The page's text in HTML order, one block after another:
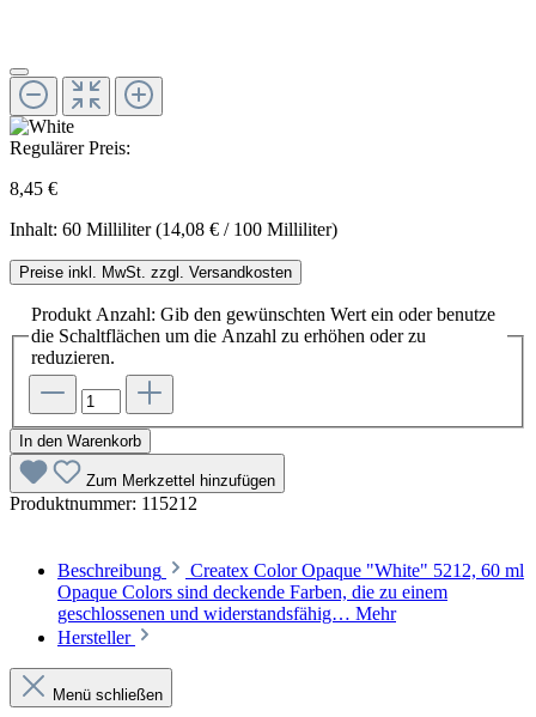
Regulärer Preis:
8,45 €
Inhalt: 60 Milliliter(14,08 € / 100 Milliliter)
Preise inkl. MwSt. zzgl. Versandkosten
Produkt Anzahl: Gib den gewünschten Wert ein oder benutze
die Schaltflächen um die Anzahl zu erhöhen oder zu
reduzieren.
In den Warenkorb
Zum Merkzettel hinzufügen
Produktnummer: 115212
Beschreibung
Createx Color Opaque "White" 5212, 60 ml
Opaque Colors sind deckende Farben, die zu einem
geschlossenen und widerstandsfähig… Mehr
Hersteller
Menü schließen